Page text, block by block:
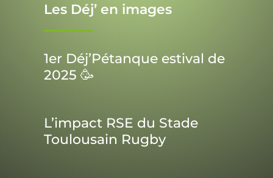
Les Déj’ en images
1er Déj’Pétanque estival de
2025 🥳
L’impact RSE du Stade
Toulousain Rugby